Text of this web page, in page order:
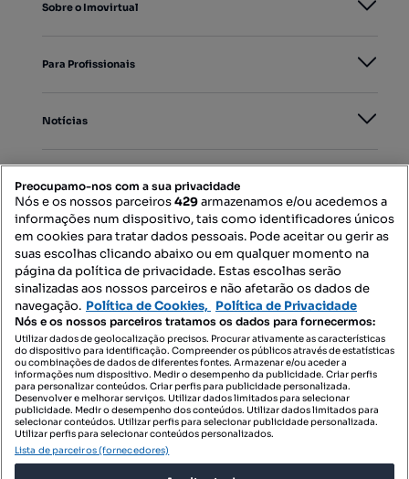
Sobre o Imovirtual
Para Profissionais
Notícias
Mapa do Site
Contacte-nos
SIGA-NOS:
DESCARREGAR NA:
Preocupamo-nos com a sua privacidade
Nós e os nossos parceiros429armazenamos e/ou acedemos a
informações num dispositivo, tais como identificadores únicos
em cookies para tratar dados pessoais. Pode aceitar ou gerir as
suas escolhas clicando abaixo ou em qualquer momento na
página da política de privacidade. Estas escolhas serão
sinalizadas aos nossos parceiros e não afetarão os dados de
navegação. Política de Cookies, Política de Privacidade
Nós e os nossos parceiros tratamos os dados para fornecermos:
Utilizar dados de geolocalização precisos. Procurar ativamente as características
do dispositivo para identificação. Compreender os públicos através de estatísticas
ou combinações de dados de diferentes fontes. Armazenar e/ou aceder a
informações num dispositivo. Medir o desempenho da publicidade. Criar perfis
para personalizar conteúdos. Criar perfis para publicidade personalizada.
Desenvolver e melhorar serviços. Utilizar dados limitados para selecionar
publicidade. Medir o desempenho dos conteúdos. Utilizar dados limitados para
selecionar conteúdos. Utilizar perfis para selecionar publicidade personalizada.
Utilizar perfis para selecionar conteúdos personalizados.
Lista de parceiros (fornecedores)